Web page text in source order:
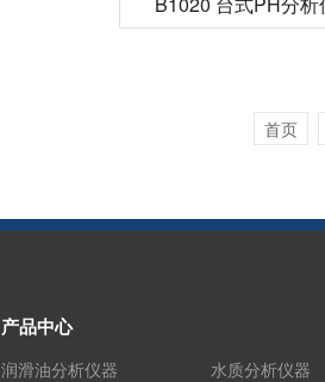
首页
产品中心
润滑油分析仪器
水质分析仪器